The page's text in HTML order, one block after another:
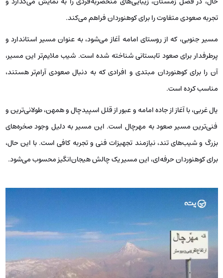
تجربه صعودی متفاوت را برای کوهنوردان فراهم می‌کند.
مسیر جنوبی، که از روستای امامه آغاز می‌شود، به عنوان مسیر استاندارد و
پرطرفدار برای صعود تابستانی شناخته شده است. شیب ملایم‌تر این مسیر،
آن را برای کوهنوردان مبتدی و افرادی که به دنبال صعودی آرام‌تر هستند،
مناسب کرده است.
یال غربی، با آغاز از جاده امامه و عبور از قلل اسپیدچال و همهن، طولانی‌ترین و
فنی‌ترین مسیر صعود به مهرچال است. این مسیر به دلیل وجود صخره‌های
بزرگ و شیب‌های تند، نیازمند تجهیزات فنی و تجربه کافی است. با این حال،
برای کوهنوردان حرفه‌ای، این مسیر یک چالش هیجان‌انگیز محسوب می‌شود.